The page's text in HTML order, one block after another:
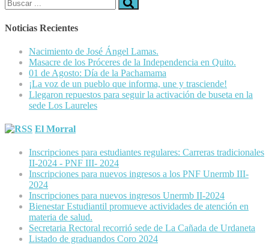
de
entradas
Noticias Recientes
Nacimiento de José Ángel Lamas.
Masacre de los Próceres de la Independencia en Quito.
01 de Agosto: Día de la Pachamama
¡La voz de un pueblo que informa, une y trasciende!
Llegaron repuestos para seguir la activación de buseta en la
sede Los Laureles
El Morral
Inscripciones para estudiantes regulares: Carreras tradicionales
II-2024 - PNF III- 2024
Inscripciones para nuevos ingresos a los PNF Unermb III-
2024
Inscripciones para nuevos ingresos Unermb II-2024
Bienestar Estudiantil promueve actividades de atención en
materia de salud.
Secretaria Rectoral recorrió sede de La Cañada de Urdaneta
Listado de graduandos Coro 2024